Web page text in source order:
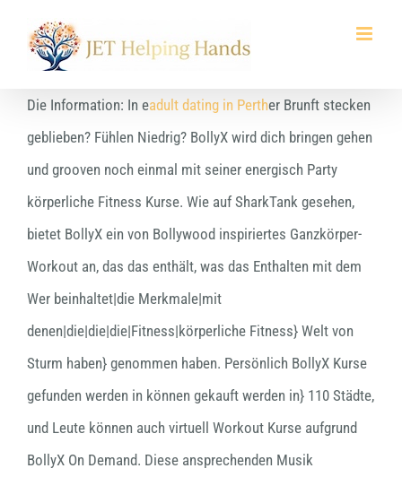
Die Information: In eadult dating in Perther Brunft stecken
geblieben? Fühlen Niedrig? BollyX wird dich bringen gehen
und grooven noch einmal mit seiner energisch Party
körperliche Fitness Kurse. Wie auf SharkTank gesehen,
bietet BollyX ein von Bollywood inspiriertes Ganzkörper-
Workout an, das das enthält, was das Enthalten mit dem
Wer beinhaltet|die Merkmale|mit
denen|die|die|die|Fitness|körperliche Fitness} Welt von
Sturm haben} genommen haben. Persönlich BollyX Kurse
gefunden werden in können gekauft werden in} 110 Städte,
und Leute können auch virtuell Workout Kurse aufgrund
BollyX On Demand. Diese ansprechenden Musik